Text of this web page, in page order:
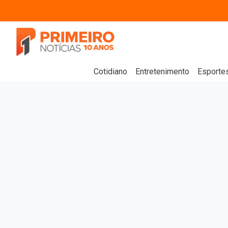
Cotidiano Entretenimento